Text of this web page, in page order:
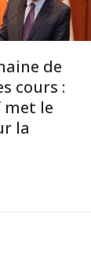
de
cours :
met le
la